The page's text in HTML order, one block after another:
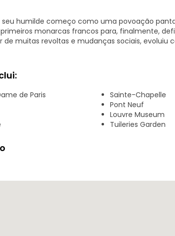
humilde começo como uma povoação
monarcas francos para, finalmente,
de muitas revoltas e mudanças sociais, evoluiu
mudando para sempre a paisagem
mantém muitos dos seus pontos fortes,
um pouco avassalador, por isso, porque não
e muito mais, com os nossos guias locais a
mais importantes de Paris!
de Paris
Sainte-Chapelle
Pont Neuf
Louvre Museum
Tuileries Garden